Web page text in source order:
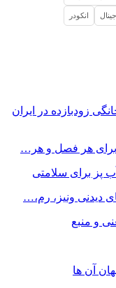
انکودر
فهرست 340 شغل خانگی زودبازده در ایران